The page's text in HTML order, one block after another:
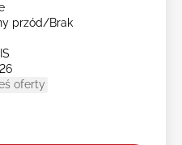
przód/Brak
oferty